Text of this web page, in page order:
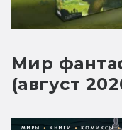
Мир
(август